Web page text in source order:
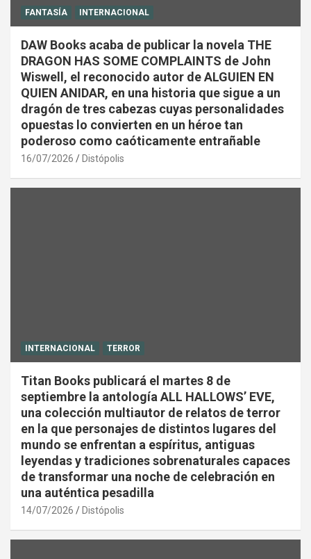
FANTASÍA INTERNACIONAL
DAW Books acaba de publicar la novela THE
DRAGON HAS SOME COMPLAINTS de John
Wiswell, el reconocido autor de ALGUIEN EN
QUIEN ANIDAR, en una historia que sigue a un
dragón de tres cabezas cuyas personalidades
opuestas lo convierten en un héroe tan
poderoso como caóticamente entrañable
16/07/2026 Distópolis
INTERNACIONAL TERROR
Titan Books publicará el martes 8 de
septiembre la antología ALL HALLOWS’ EVE,
una colección multiautor de relatos de terror
en la que personajes de distintos lugares del
mundo se enfrentan a espíritus, antiguas
leyendas y tradiciones sobrenaturales capaces
de transformar una noche de celebración en
una auténtica pesadilla
14/07/2026 Distópolis